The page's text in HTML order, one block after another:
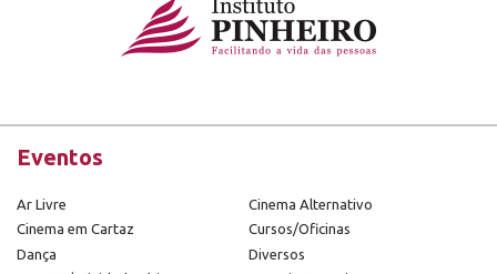
Eventos
Ar Livre
Cinema Alternativo
Cinema em Cartaz
Cursos/Oficinas
Dança
Diversos